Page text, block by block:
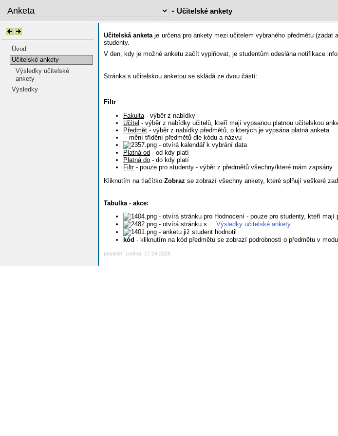
- Učitelské ankety
Úvod
Učitelské ankety
Výsledky učitelské
ankety
Výsledky
Učitelská anketaje určena pro ankety mezi učitelem vybraného předmětu
studenty.
V den, kdy je možné anketu začít vyplňovat, je studentům odeslána notifikace
Stránka s učitelskou anketou se skládá ze dvou částí:
Filtr
Fakulta - výběr z nabídky
Učitel - výběr z nabídky učitelů, kteří mají vypsanou platnou učitelskou
Předmět - výběr z nabídky předmětů, o kterých je vypsána platná anketa
- mění třídění předmětů dle kódu a názvu
- otvírá kalendář k vybrání data
Platná od - od kdy platí
Platná do - do kdy platí
Filtr- pouze pro studenty - výběr z předmětů všechny/které mám zapsány
Kliknutím na tlačítko Zobraz se zobrazí všechny ankety, které splňují veškeré
Tabulka - akce:
- otvírá stránku pro Hodnocení - pouze pro studenty, kteří mají
- otvírá stránku s
Výsledky učitelské ankety
- anketu již student hodnotil
kód - kliknutím na kód předmětu se zobrazí podrobnosti o předmětu v
poslední změna: 17.04.2026